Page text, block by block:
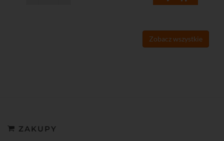
Zobacz wszystkie
ZAKUPY